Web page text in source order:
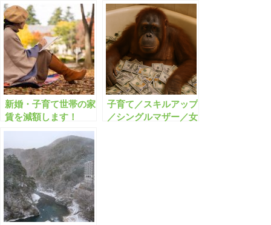
新婚・子育て世帯の家
賃を減額します！
子育て／スキルアップ
／シングルマザー／女